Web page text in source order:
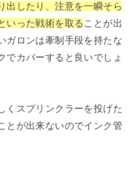
出したり、注意を一瞬そら
いった戦術を取る ことが出
ガロンは牽制手段を持たな
でカバーすると良いでしょ
くスプリンクラーを投げた
とが出来ないのでインク管